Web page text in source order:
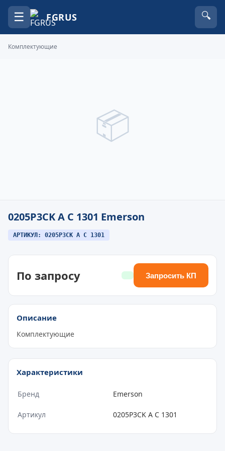
☰ FGRUS 🔍
Комплектующие
📦
0205P3CK A C 1301 Emerson
АРТИКУЛ: 0205P3CK A C 1301
По запросу Запросить КП
Описание
Комплектующие
Характеристики
Бренд Emerson
Артикул 0205P3CK A C 1301